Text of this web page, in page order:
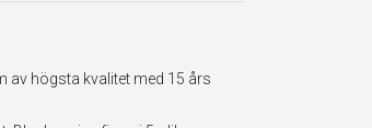
av högsta kvalitet med 15 års